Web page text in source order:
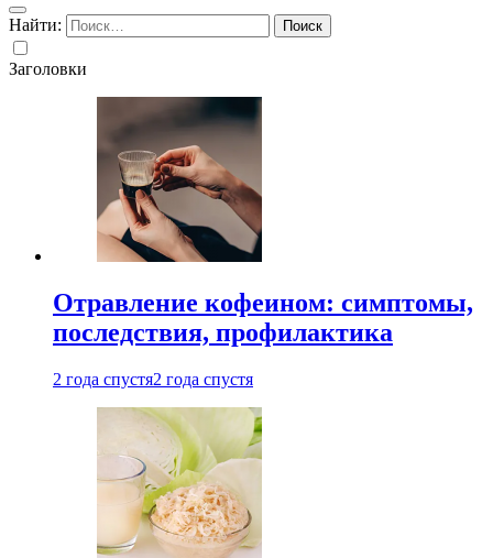
Найти:
Заголовки
Отравление кофеином: симптомы,
последствия, профилактика
2 года спустя2 года спустя